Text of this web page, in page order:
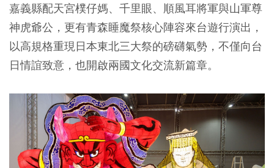
嘉義縣配天宮樸仔媽、千里眼、順風耳將軍與山軍尊
神虎爺公，更有青森睡魔祭核心陣容來台遊行演出，
以高規格重現日本東北三大祭的磅礴氣勢，不僅向台
日情誼致意，也開啟兩國文化交流新篇章。